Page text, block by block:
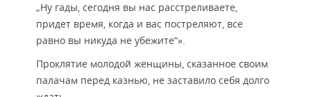
„Ну гады, сегодня вы нас расстреливаете,
придет время, когда и вас постреляют, все
равно вы никуда не убежите“».
Проклятие молодой женщины, сказанное своим
палачам перед казнью, не заставило себя долго